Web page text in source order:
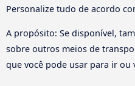
Personalize tudo de acordo
A propósito: Se disponível,
sobre outros meios de
que você pode usar para ir ou